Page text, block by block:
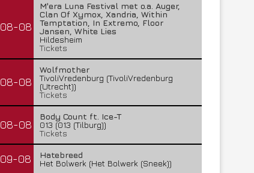
08-08
M'era Luna Festival met o.a. Auger,
Clan Of Xymox, Xandria, Within
Temptation, In Extremo, Floor
Jansen, White Lies
Hildesheim
Tickets
08-08
Wolfmother
TivoliVredenburg (TivoliVredenburg
(Utrecht))
Tickets
08-08
Body Count ft. Ice-T
013 (013 (Tilburg))
Tickets
09-08
Hatebreed
Het Bolwerk (Het Bolwerk (Sneek))